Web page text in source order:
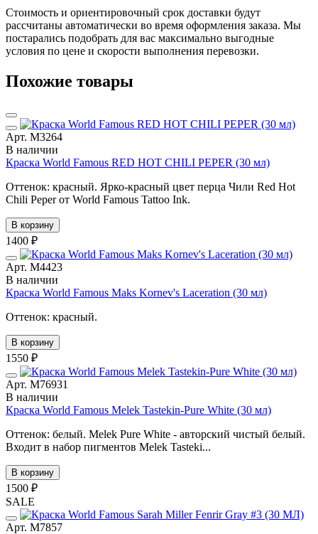
Стоимость и ориентировочный срок доставки будут
рассчитаны автоматически во время оформления заказа. Мы
постарались подобрать для вас максимально выгодные
условия по цене и скорости выполнения перевозки.
Похожие товары
Арт. М3264
В наличии
Краска World Famous RED HOT CHILI PEPER (30 мл)
Оттенок: красный. Ярко-красный цвет перца Чили Red Hot
Chili Peper от World Famous Tattoo Ink.
В корзину
1400 ₽
Арт. М4423
В наличии
Краска World Famous Maks Kornev's Laceration (30 мл)
Оттенок: красный.
В корзину
1550 ₽
Арт. М76931
В наличии
Краска World Famous Melek Tastekin-Pure White (30 мл)
Оттенок: белый. Melek Pure White - авторский чистый белый.
Входит в набор пигментов Melek Tasteki...
В корзину
1500 ₽
SALE
Арт. М7857